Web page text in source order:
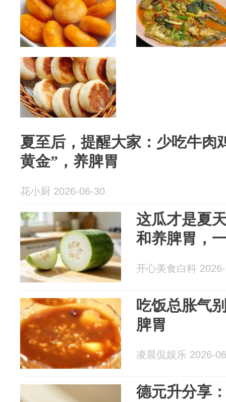
夏至后，提醒大家：少吃牛肉
黄金”，养脾胃
花小厨 2026-06-30
这瓜才是夏
和养脾胃，
开心美食白科
吃饭总胀气
脾胃
凌晨侃娱乐 2026-
德元升分享